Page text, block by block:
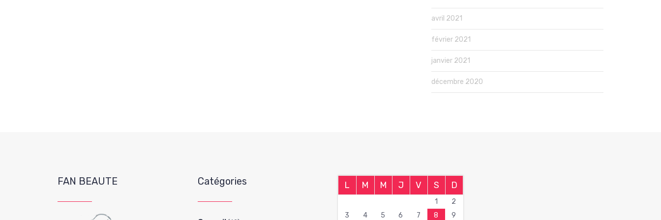
avril 2021
février 2021
janvier 2021
décembre 2020
FAN BEAUTE Catégories L M M J V S D
1
2
3
4 5 6 7 8 9